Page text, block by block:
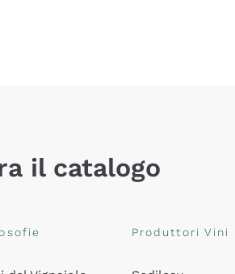
il catalogo
Produttori Vini